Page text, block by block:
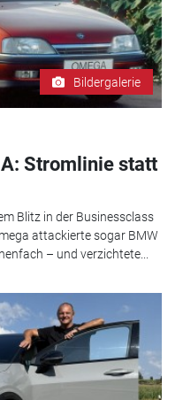
Bildergalerie
Stromlinie statt
Blitz in der Businessclass
attackierte sogar BMW
– und verzichtete...